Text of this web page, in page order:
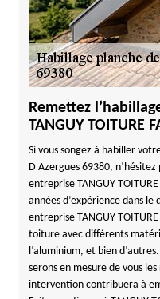
Remettez
TANGUY TOITURE
Si vous songez à habiller
D Azergues 69380,
entreprise TANGUY
années d’expérience dans
entreprise TANGUY
toiture avec différents
l’aluminium, et bien
serons en mesure de vous
intervention contribuera à